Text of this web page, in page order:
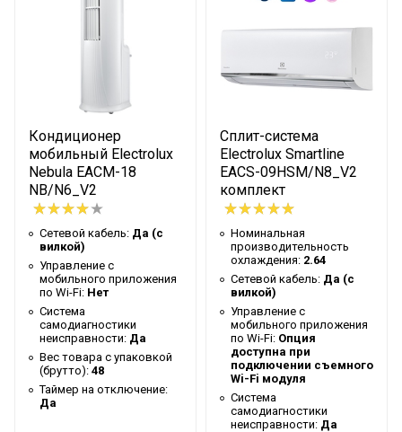
приложения по Wi-Fi
Система самодиагностики
неисправности
(брутто)
Мин. рабочая температура
воздуха для внешнего
блока
-25
Подсветка пульта
Да
Таймер на отключение
Да
Высота упаковки товара
30.61
Таймер на включение
Да
Гарантийный документ
Гарантийный талон
Высота внутр. блока
0.293
Глубина упаковки товара
100
Высота внешнего блока
0.555
Кондиционер
мобильный Electrolux
Nebula EACM-18
NB/N6_V2
Сетевой кабель: Да (с
вилкой)
Управление c
мобильного приложения
по Wi-Fi: Нет
Система
самодиагностики
неисправности: Да
Вес товара с упаковкой
(брутто): 48
Таймер на отключение:
Да
Сплит-система
Electrolux Smartline
EACS-09HSM/N8_V2
комплект
Номинальная
производительность
охлаждения: 2.64
Сетевой кабель: Да (с
вилкой)
Управление c
мобильного приложения
по Wi-Fi: Опция
доступна при
подключении съемного
Wi-Fi модуля
Система
самодиагностики
неисправности: Да